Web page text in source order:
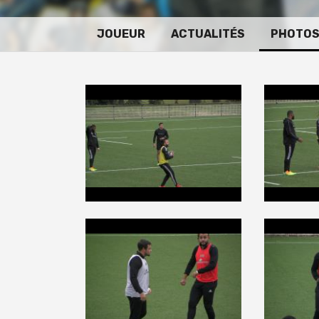
JOUEUR ACTUALITÉS PHOTOS